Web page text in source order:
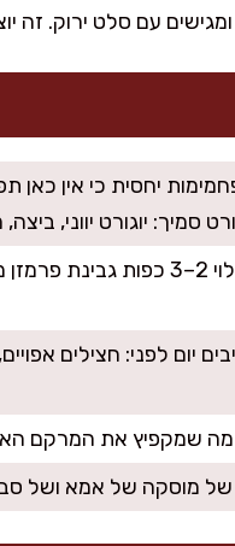
ומגישים עם סלט ירוק.
יחסית כי אין כאן
יוגורט יווני,
מוסיפים למילוי 2–3
יום לפני: חצילים
מה שמקפיץ את המרקם
של מוסקה של אמא